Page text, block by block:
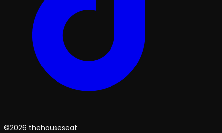
©2026 thehouseseat